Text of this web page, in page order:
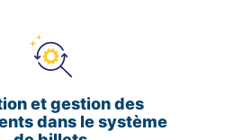
et gestion des
dans le système